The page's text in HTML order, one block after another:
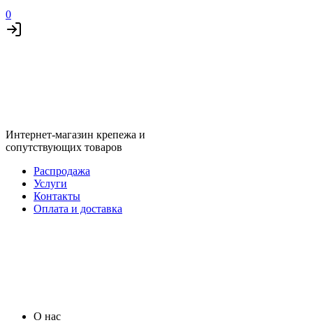
0
Интернет-магазин крепежа и
сопутствующих товаров
Распродажа
Услуги
Контакты
Оплата и доставка
О нас